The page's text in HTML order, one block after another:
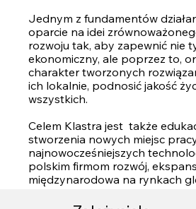
Jednym z fundamentów
oparcie na idei
rozwoju tak, aby zapewnić nie
ekonomiczny, ale poprzez to,
charakter tworzonych
ich lokalnie, podnosić jakość
wszystkich.
Celem Klastra jest także
stworzenia nowych miejsc
najnowocześniejszych
polskim firmom rozwój,
międzynarodowa na rynkach